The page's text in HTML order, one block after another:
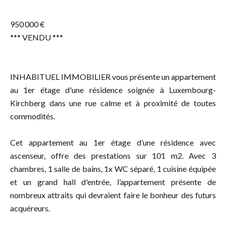
950 000 €
*** VENDU ***
INHABITUEL IMMOBILIER vous présente un appartement
au 1er étage d'une résidence soignée à Luxembourg-
Kirchberg dans une rue calme et à proximité de toutes
commodités.
Cet appartement au 1er étage d’une résidence avec
ascenseur, offre des prestations sur 101 m2. Avec 3
chambres, 1 salle de bains, 1x WC séparé, 1 cuisine équipée
et un grand hall d'entrée, l’appartement présente de
nombreux attraits qui devraient faire le bonheur des futurs
acquéreurs.